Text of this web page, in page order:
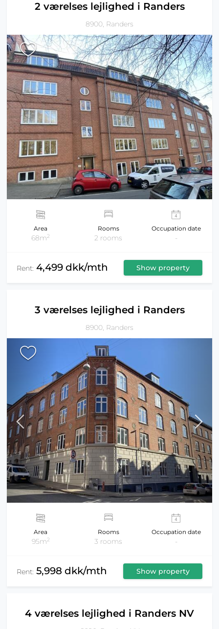
2 værelses lejlighed i Randers
8900, Randers
Area
68m2
Rooms
2 rooms
Occupation date
-
Rent: 4,499 dkk/mth Show property
3 værelses lejlighed i Randers
8900, Randers
Area
95m2
Rooms
3 rooms
Occupation date
-
Rent: 5,998 dkk/mth Show property
4 værelses lejlighed i Randers NV